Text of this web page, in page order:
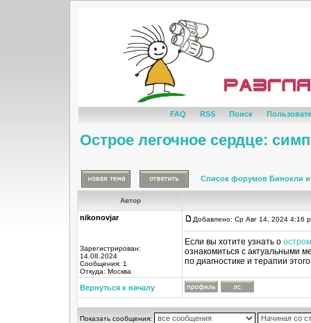
FAQ RSS Поиск
Острое легочное сердце:
Список форумов Бинокли и
Автор
nikonovjar
Зарегистрирован:
14.08.2024
Сообщения: 1
Откуда: Москва
Добавлено: Ср Авг 14, 2024 4:16
Если вы хотите узнать о
ознакомиться с актуальными
по диагностике и терапии
Вернуться к началу
Показать сообщения: